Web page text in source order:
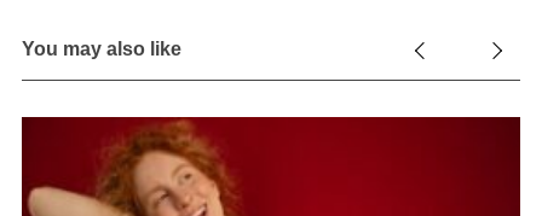
You may also like